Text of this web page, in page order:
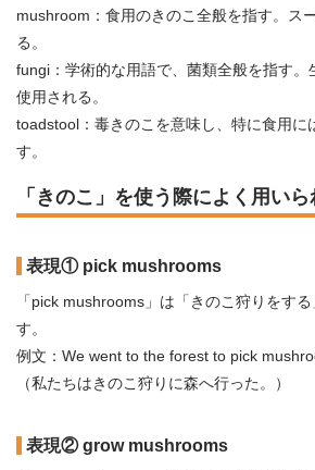
mushroom：食用のきのこ全般を指す。ス
る。
fungi：学術的な用語で、菌類全般を指す。
使用される。
toadstool：毒きのこを意味し、特に食用に
す。
「きのこ」を使う際によく用い
表現① pick mushrooms
「pick mushrooms」は「きのこ狩りをす
す。
例文：We went to the forest to pick
（私たちはきのこ狩りに森へ行った。）
表現② grow mushrooms